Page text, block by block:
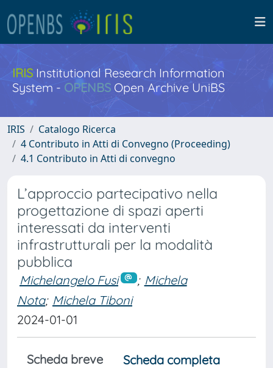
IRISInstitutional Research Information
System - OPENBS Open Archive UniBS
IRIS
Catalogo Ricerca
4 Contributo in Atti di Convegno (Proceeding)
4.1 Contributo in Atti di convegno
L’approccio partecipativo nella
progettazione di spazi aperti
interessati da interventi
infrastrutturali per la modalità
pubblica
Michelangelo Fusi ; Michela
Nota; Michela Tiboni
2024-01-01
Scheda breve
Scheda completa